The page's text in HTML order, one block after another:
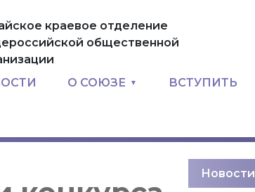
краевое отделение
общественной
О СОЮЗЕ ВСТУПИТЬ
Новости